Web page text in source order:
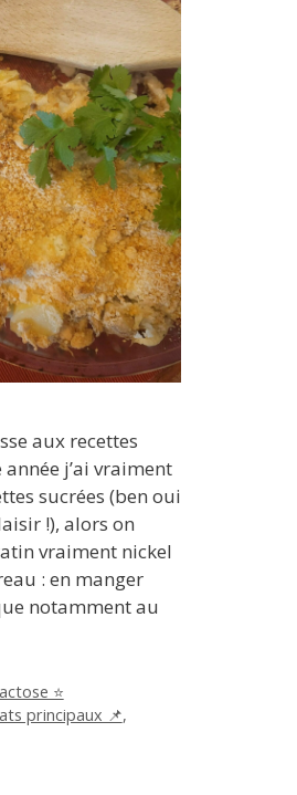
aux recettes
année j’ai vraiment
sucrées (ben oui
!), alors on
vraiment nickel
: en manger
notamment au
⭐
principaux 📌,